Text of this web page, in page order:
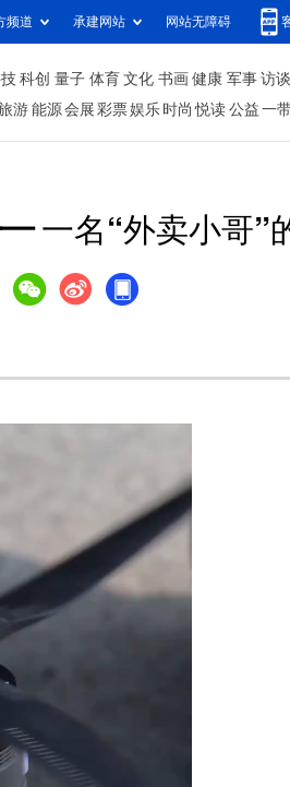
频道 承建网站 网站无障碍
科创 量子 体育 文化 书画 健康 军事 访谈
游 能源 会展 彩票娱乐 时尚 悦读 公益 一
一名“外卖小哥”